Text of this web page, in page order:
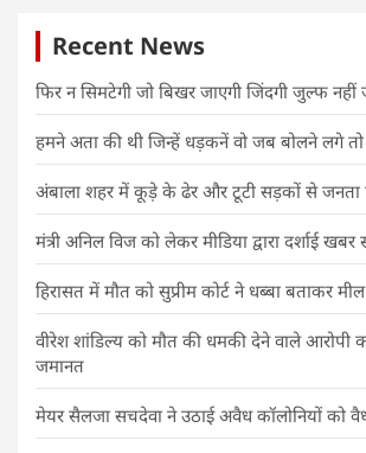
Recent News
फिर न सिमटेगी जो बिखर जाएगी जिंदगी जुल्फ नहीं
हमने अता की थी जिन्हें धड़कनें वो जब बोलने लगे
अंबाला शहर में कूड़े के ढेर और टूटी सड़कों से जनता
मंत्री अनिल विज को लेकर मीडिया द्वारा दर्शाई
हिरासत में मौत को सुप्रीम कोर्ट ने धब्बा बताकर
वीरेश शांडिल्य को मौत की धमकी देने वाले आरोपी
जमानत
मेयर सैलजा सचदेवा ने उठाई अवैध कॉलोनियों को